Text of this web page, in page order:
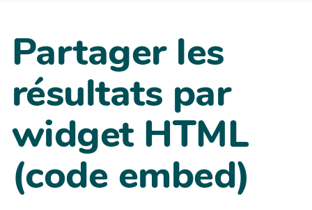
Partager les
résultats par
widget HTML
(code embed)